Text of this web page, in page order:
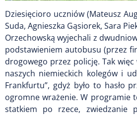
Dziesięcioro uczniów (Mateusz
Suda, Agnieszka Gąsiorek, Sara
Orzechowską wyjechali z
podstawieniem autobusu (przez
drogowego przez policję. Tak
naszych niemieckich kolegów i
Frankfurtu”, gdyż było to hasło
ogromne wrażenie. W programie
statkiem po rzece, zwiedzanie